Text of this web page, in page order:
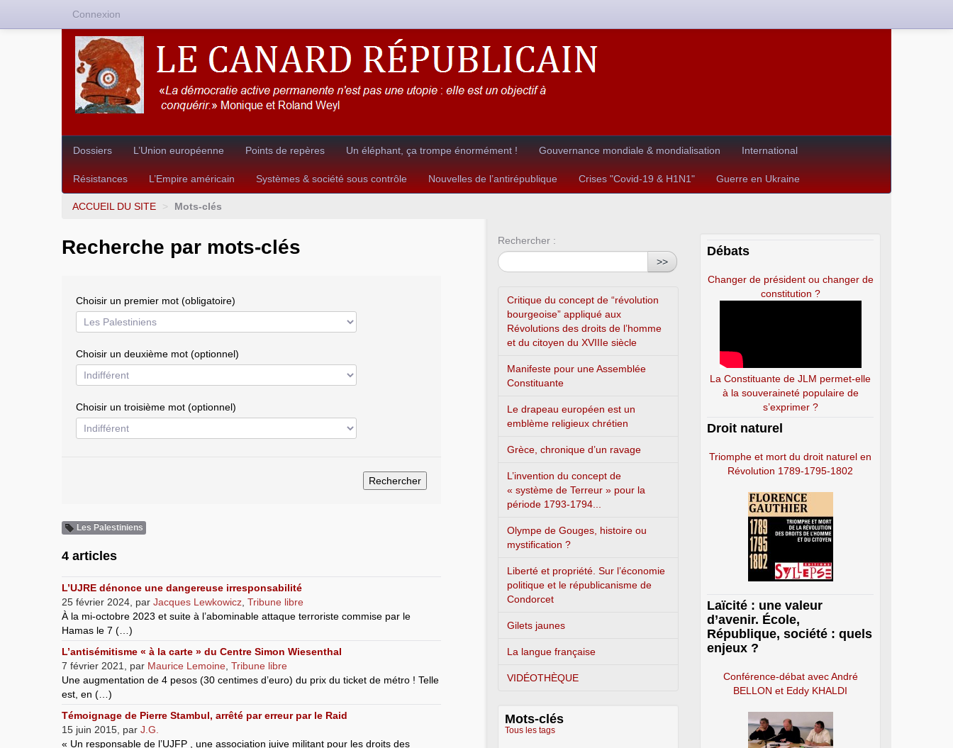
Dossiers L’Union européenne Points de repères Un éléphant, ça trompe énormément ! Gouvernance mondiale & mondialisation International
Résistances L’Empire américain Systèmes & société sous contrôle Nouvelles de l’antirépublique Crises "Covid-19 & H1N1" Guerre en Ukraine
ACCUEIL DU SITE > Mots-clés
Recherche par mots-clés
Choisir un premier mot (obligatoire)
Choisir un deuxième mot (optionnel)
Choisir un troisième mot (optionnel)
Les Palestiniens
4 articles
L’UJRE dénonce une dangereuse irresponsabilité
25 février 2024 par Jacques Lewkowicz Tribune libre
À la mi-octobre 2023 et suite à l’abominable attaque terroriste commise par le
Hamas le 7 (…)
L’antisémitisme « à la carte » du Centre Simon Wiesenthal
7 février 2021
par Maurice Lemoine Tribune libre
Une augmentation de 4 pesos (30 centimes d’euro) du prix du ticket de métro ! Telle
est, en (…)
Témoignage de Pierre Stambul, arrêté par erreur par le Raid
15 juin 2015 par J.G.
« Un responsable de l’UJFP , une association juive militant pour les droits des
Rechercher :
>>
Critique du concept de “révolution
bourgeoise” appliqué aux
Révolutions des droits de l’homme
et du citoyen du XVIIIe siècle
Manifeste pour une Assemblée
Constituante
Le drapeau européen est un
emblème religieux chrétien
Grèce, chronique d’un ravage
L’invention du concept de
« système de Terreur » pour la
période 1793-1794...
Olympe de Gouges, histoire ou
mystification ?
Liberté et propriété. Sur l’économie
politique et le républicanisme de
Condorcet
Gilets jaunes
La langue française
VIDÉOTHÈQUE
Mots-clés
Tous les tags
Débats
Changer de président ou changer de
constitution ?
La Constituante de JLM permet-elle
à la souveraineté populaire de
s’exprimer ?
Droit naturel
Triomphe et mort du droit naturel en
Révolution 1789-1795-1802
Laïcité : une valeur
d’avenir. École,
République, société : quels
enjeux ?
Conférence-débat avec André
BELLON et Eddy KHALDI
Connexion